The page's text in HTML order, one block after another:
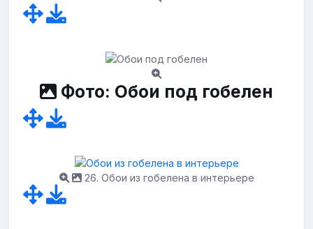
Фото: Обои под гобелен
26. Обои из гобелена в интерьере